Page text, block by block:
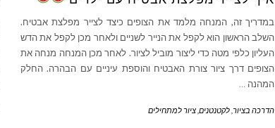
במדריך זה, המנחה מלמד את הצופים כיצד לצייר מפלצת אבטיח.
השלב הראשון הוא לקפל את הנייר לשניים ולאחר מכן לקפל את הדש
העליון כלפי מטה כדי ליצור מוביל לציור. לאחר מכן המנחה מנחה את
הצופים דרך ציור צורת האבטיח והוספת עיניים עם הבהרה. החלק
המהנה …
הדרכה בציור לקטנטנים ציור למתחילים